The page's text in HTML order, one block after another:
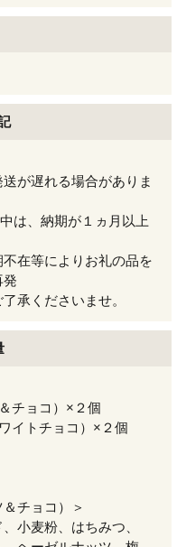
が遅れる場合がありま
は、納期が１ヵ月以上
在等によりお礼の品を
発
承くださいませ。
チョコ）×２個
イトチョコ）×２個
チョコ）＞
小麦粉、はちみつ、